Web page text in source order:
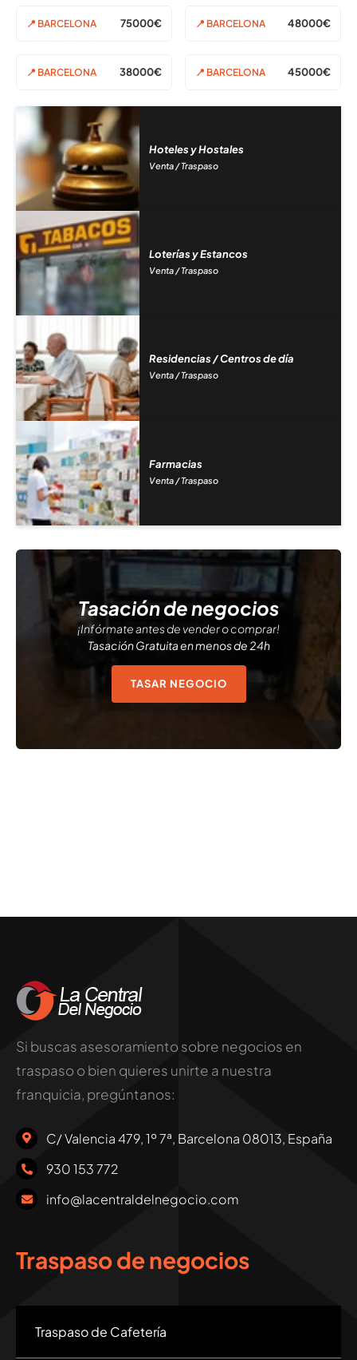
📍 BARCELONA 75000€ 📍 BARCELONA 48000€
📍 BARCELONA 38000€ 📍 BARCELONA 45000€
Hoteles y Hostales
Venta / Traspaso
Loterías y Estancos
Venta / Traspaso
Residencias / Centros de día
Venta / Traspaso
Farmacias
Venta / Traspaso
Tasación de negocios
¡Infórmate antes de vender o comprar!
Tasación Gratuita en menos de 24h
TASAR NEGOCIO
Si buscas asesoramiento sobre negocios en
traspaso o bien quieres unirte a nuestra
franquicia, pregúntanos:
C/ Valencia 479, 1º 7ª, Barcelona 08013, España
930 153 772
info@lacentraldelnegocio.com
Traspaso de negocios
Traspaso de Cafetería